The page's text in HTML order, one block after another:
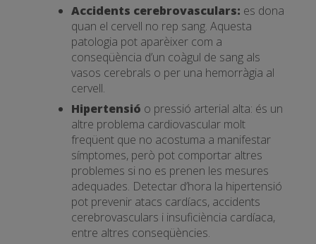
Accidents cerebrovasculars: es dona
quan el cervell no rep sang. Aquesta
patologia pot aparèixer com a
conseqüència d’un coàgul de sang als
vasos cerebrals o per una hemorràgia al
cervell.
Hipertensió o pressió arterial alta: és un
altre problema cardiovascular molt
freqüent que no acostuma a manifestar
símptomes, però pot comportar altres
problemes si no es prenen les mesures
adequades. Detectar d’hora la hipertensió
pot prevenir atacs cardíacs, accidents
cerebrovasculars i insuficiència cardíaca,
entre altres conseqüències.